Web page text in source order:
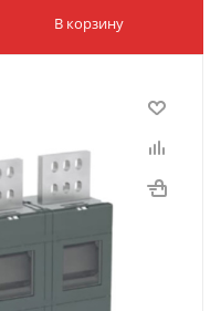
В корзину